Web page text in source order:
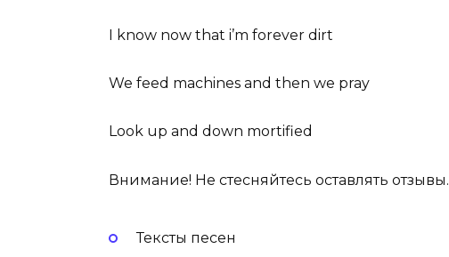
I know now that i’m forever dirt
We feed machines and then we pray
Look up and down mortified
Внимание! Не стесняйтесь оставлять отзывы.
Тексты песен